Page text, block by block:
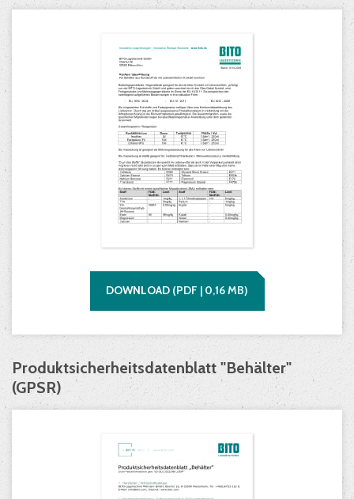
DOWNLOAD (PDF | 0,16MB)
Produktsicherheitsdatenblatt "Behälter"
(GPSR)